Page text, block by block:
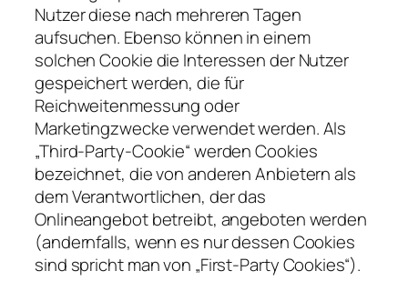
Nutzer diese nach mehreren Tagen
aufsuchen. Ebenso können in einem
solchen Cookie die Interessen der Nutzer
gespeichert werden, die für
Reichweitenmessung oder
Marketingzwecke verwendet werden. Als
„Third-Party-Cookie“ werden Cookies
bezeichnet, die von anderen Anbietern als
dem Verantwortlichen, der das
Onlineangebot betreibt, angeboten werden
(andernfalls, wenn es nur dessen Cookies
sind spricht man von „First-Party Cookies“).